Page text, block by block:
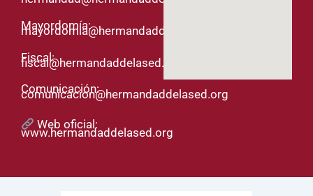
Mayordomía:
mayordomia@hermandaddelased.org
Fiscal:
fiscal@hermandaddelased.org
Comunicación:
comunicacion@hermandaddelased.org
Web oficial:
www.hermandaddelased.org